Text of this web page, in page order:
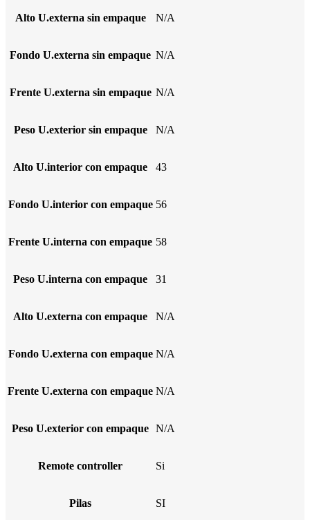
Alto U.externa sin empaque N/A
Fondo U.externa sin empaque N/A
Frente U.externa sin empaque N/A
Peso U.exterior sin empaque N/A
Alto U.interior con empaque 43
Fondo U.interior con empaque 56
Frente U.interna con empaque 58
Peso U.interna con empaque 31
Alto U.externa con empaque N/A
Fondo U.externa con empaque N/A
Frente U.externa con empaque N/A
Peso U.exterior con empaque N/A
Remote controller Si
Pilas SI